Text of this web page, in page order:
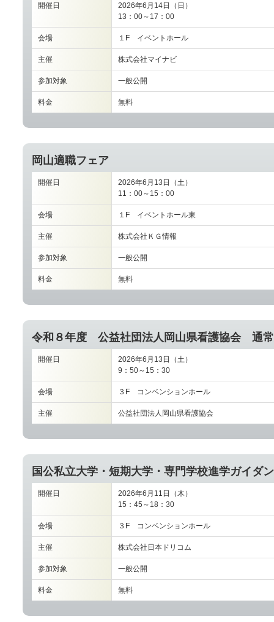
開催日
2026年6月14日（日）
13：00～17：00
会場 １F イベントホール
主催 株式会社マイナビ
参加対象 一般公開
料金 無料
岡山適職フェア
開催日
2026年6月13日（土）
11：00～15：00
会場 １F イベントホール東
主催 株式会社ＫＧ情報
参加対象 一般公開
料金 無料
令和８年度 公益社団法人岡山県看護協会 通
開催日
2026年6月13日（土）
9：50～15：30
会場 ３F コンベンションホール
主催 公益社団法人岡山県看護協会
国公私立大学・短期大学・専門学校進学ガイダ
開催日
2026年6月11日（木）
15：45～18：30
会場 ３F コンベンションホール
主催 株式会社日本ドリコム
参加対象 一般公開
料金 無料